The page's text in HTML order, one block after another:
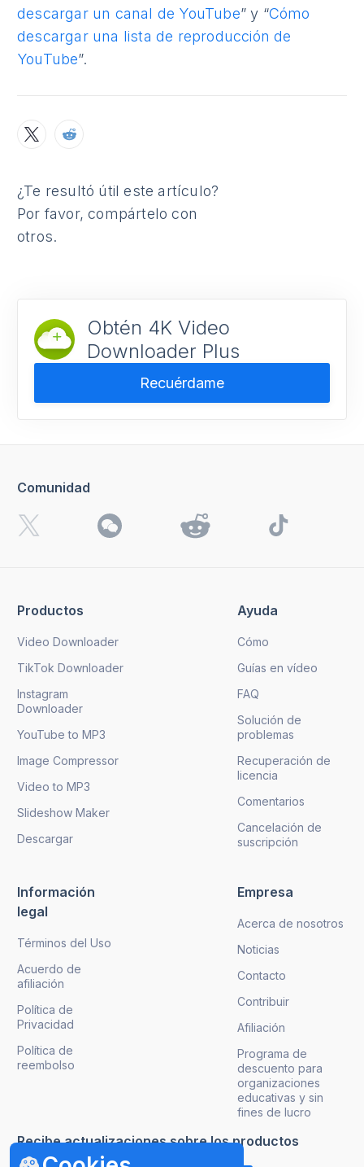
descargar un canal de YouTube” y “Cómo
descargar una lista de reproducción de
YouTube”.
¿Te resultó útil este artículo?
Por favor, compártelo con
otros.
Obtén 4K Video
Downloader Plus
Recuérdame
Productos
Video Downloader
TikTok Downloader
Instagram
Downloader
YouTube to MP3
Image Compressor
Video to MP3
Slideshow Maker
Descargar
Ayuda
Cómo
Guías en vídeo
FAQ
Solución de
problemas
Recuperación de
licencia
Comentarios
Cancelación de
suscripción
Información
legal
Términos del Uso
Acuerdo de
afiliación
Política de
Privacidad
Política de
reembolso
Empresa
Acerca de nosotros
Noticias
Contacto
Contribuir
Afiliación
Programa de
descuento para
organizaciones
educativas y sin
fines de lucro
Recibe actualizaciones sobre los productos
Comunidad